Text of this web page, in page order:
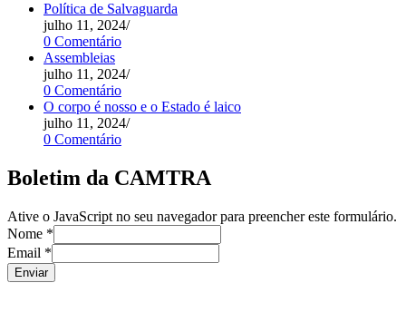
Política de Salvaguarda
julho 11, 2024/
0 Comentário
Assembleias
julho 11, 2024/
0 Comentário
O corpo é nosso e o Estado é laico
julho 11, 2024/
0 Comentário
Boletim da CAMTRA
Ative o JavaScript no seu navegador para preencher este formulário.
Nome *
Email *
Enviar